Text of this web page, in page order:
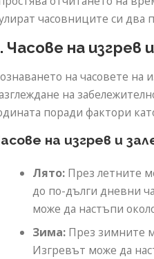
часовниците си два
Часове на изгрев
на часовете на
на
поради фактори
на изгрев и
Лято: През летните
до по-дълги дневни
може да настъпи
Зима: През зимните
Изгревът може да